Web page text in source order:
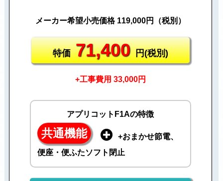
メーカー希望小売価格 119,000円（税別）
特価71,400円(税別)
+工事費用 33,000円
アプリコットF1Aの特徴
共通機能
+おまかせ節電、
便座・便ふたソフト閉止